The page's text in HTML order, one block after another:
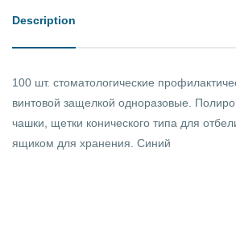
Description
100 шт. стоматологические
винтовой защелкой одноразовые.
чашки, щетки конического типа для
ящиком для хранения. Cиний